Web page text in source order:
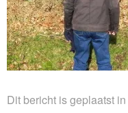
Dit bericht is geplaatst in